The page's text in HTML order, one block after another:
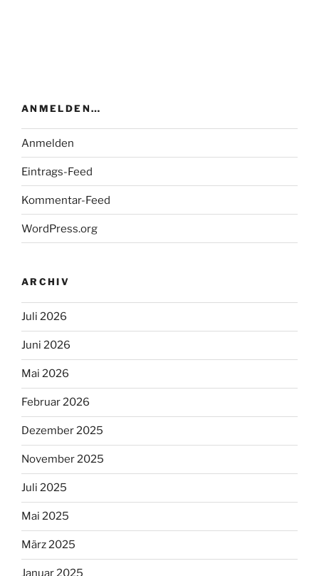
ANMELDEN…
Anmelden
Eintrags-Feed
Kommentar-Feed
WordPress.org
ARCHIV
Juli 2026
Juni 2026
Mai 2026
Februar 2026
Dezember 2025
November 2025
Juli 2025
Mai 2025
März 2025
Januar 2025